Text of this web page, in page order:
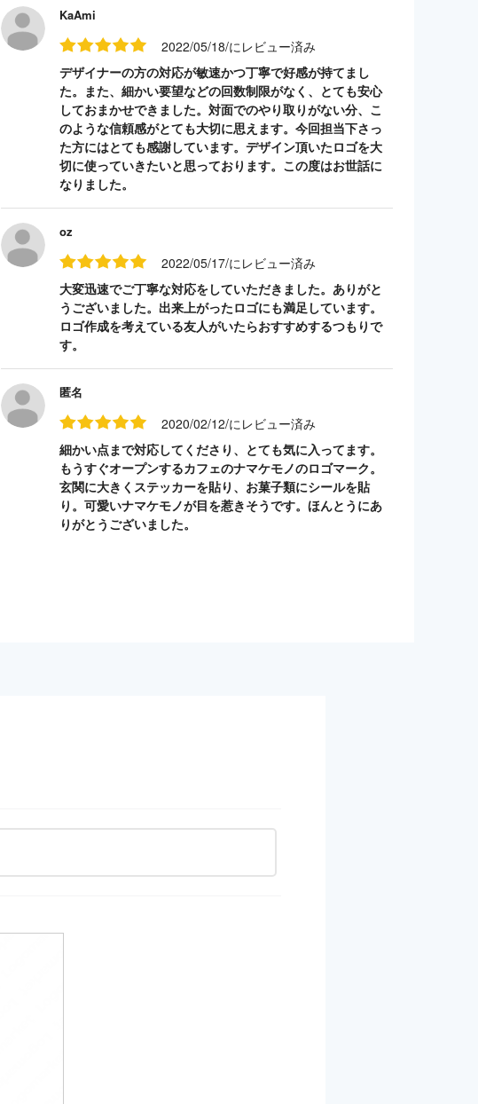
KaAmi
2022/05/18/にレビュー済み
デザイナーの方の対応が敏速かつ丁寧で好感が持てまし
た。また、細かい要望などの回数制限がなく、とても安心
しておまかせできました。対面でのやり取りがない分、こ
のような信頼感がとても大切に思えます。今回担当下さっ
た方にはとても感謝しています。デザイン頂いたロゴを大
切に使っていきたいと思っております。この度はお世話に
なりました。
oz
2022/05/17/にレビュー済み
大変迅速でご丁寧な対応をしていただきました。ありがと
うございました。出来上がったロゴにも満足しています。
ロゴ作成を考えている友人がいたらおすすめするつもりで
す。
匿名
2020/02/12/にレビュー済み
細かい点まで対応してくださり、とても気に入ってます。
もうすぐオープンするカフェのナマケモノのロゴマーク。
玄関に大きくステッカーを貼り、お菓子類にシールを貼
り。可愛いナマケモノが目を惹きそうです。ほんとうにあ
りがとうございました。